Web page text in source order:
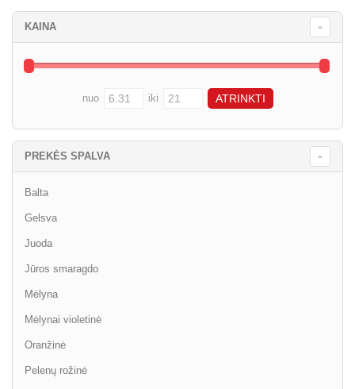
KAINA
nuo iki
PREKĖS SPALVA
Balta
Gelsva
Juoda
Jūros smaragdo
Mėlyna
Mėlynai violetinė
Oranžinė
Pelenų rožinė